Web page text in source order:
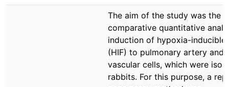
The aim of the study was the
comparative quantitative
induction of hypoxia-
(HIF) to pulmonary artery and
vascular cells, which were
rabbits. For this purpose, a